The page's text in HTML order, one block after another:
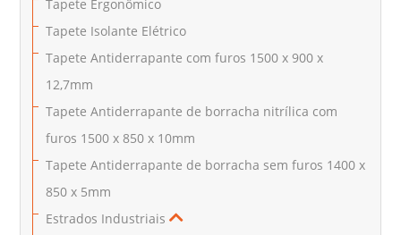
Tapete Ergonômico
Tapete Isolante Elétrico
Tapete Antiderrapante com furos 1500 x 900 x
12,7mm
Tapete Antiderrapante de borracha nitrílica com
furos 1500 x 850 x 10mm
Tapete Antiderrapante de borracha sem furos 1400 x
850 x 5mm
Estrados Industriais